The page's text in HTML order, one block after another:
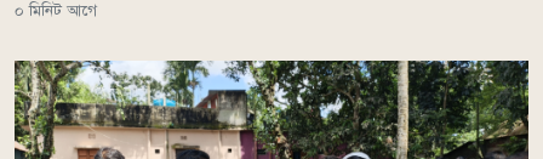
০ মিনিট আগে